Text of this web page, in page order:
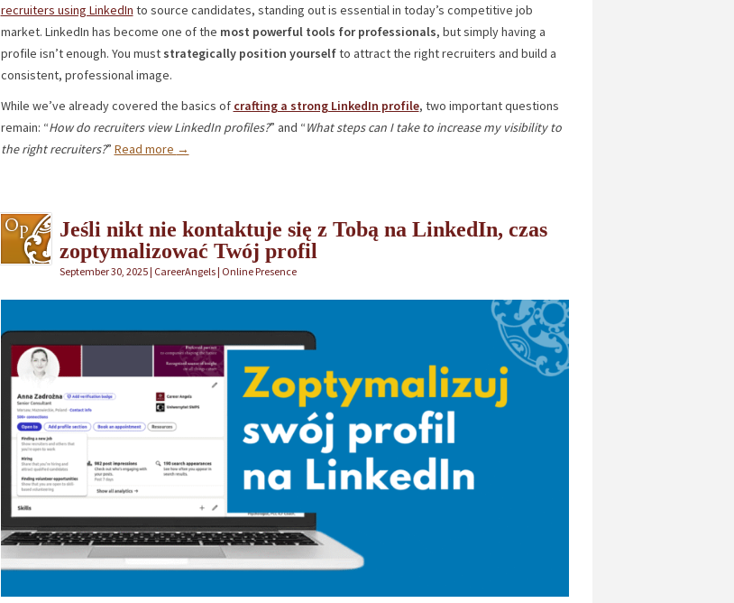
recruiters using LinkedIn to source candidates, standing out is essential in today’s competitive job
market. LinkedIn has become one of the most powerful tools for professionals, but simply having a
profile isn’t enough. You must strategically position yourselfto attract the right recruiters and build a
consistent, professional image.
While we’ve already covered the basics of crafting a strong LinkedIn profile, two important questions
remain: “How do recruiters view LinkedIn profiles?” and “What steps can I take to increase my visibility to
the right recruiters?” Read more →
Jeśli nikt nie kontaktuje się z Tobą na LinkedIn, czas
zoptymalizować Twój profil
September 30, 2025 | CareerAngels | Online Presence